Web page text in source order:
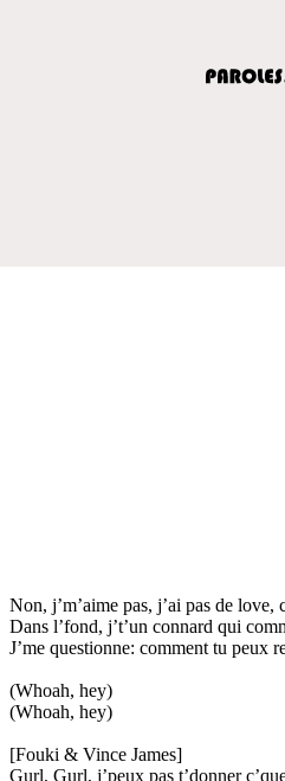
Non, j’m’aime pas, j’ai pas de love,
Dans l’fond, j’t’un connard qui
J’me questionne: comment tu peux
(Whoah, hey)
(Whoah, hey)
[Fouki & Vince James]
Gurl, Gurl, j’peux pas t’donner